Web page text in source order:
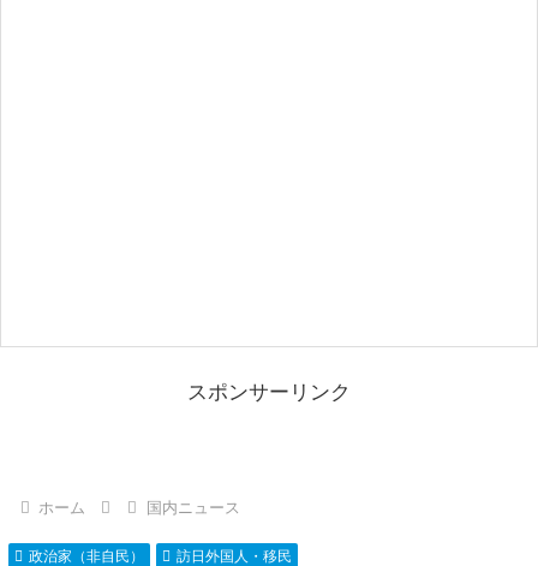
スポンサーリンク
ホーム 国内ニュース
政治家（非自民） 訪日外国人・移民